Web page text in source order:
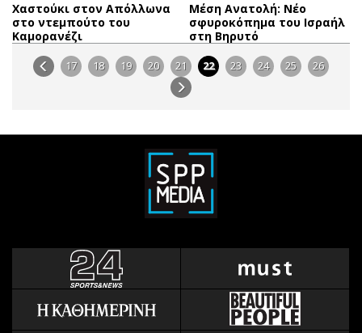
Χαστούκι στον Απόλλωνα
στο ντεμπούτο του
Καμορανέζι
Mέση Ανατολή: Νέο
σφυροκόπημα του Ισραήλ
στη Βηρυτό
17 18 19 20 21 22 23 24 25 26